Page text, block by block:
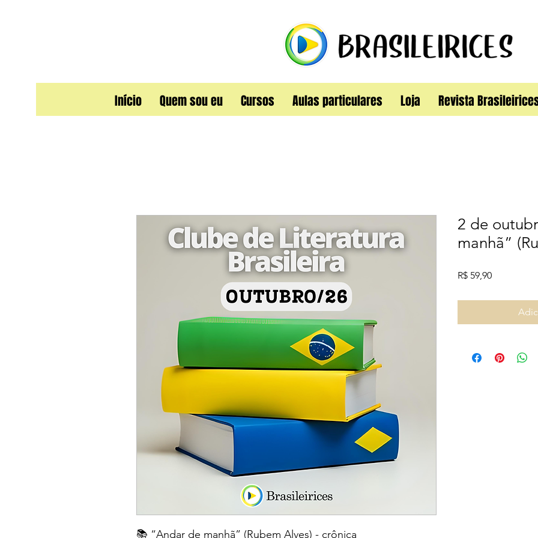
Início Quem sou eu Cursos Aulas particulares Loja Revista
📚 “Andar de manhã” (Rubem Alves) - crônica
2 de
manhã”
R$ 59,90Preço